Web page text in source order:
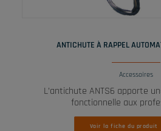
ANTICHUTE À RAPPEL
Accessoires
L’antichute ANTS6 apporte
fonctionnelle aux
Voir la fiche du produit